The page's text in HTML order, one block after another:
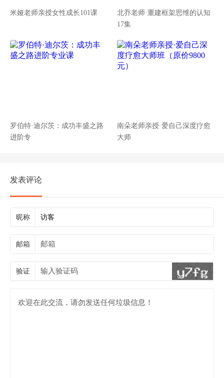
米娅老师亲授女性成长101课
北乔老师·重建框架思维的认知
17集
罗伯特·迪尔茨：成功丰盛之路
进阶专
南朵老师亲授·爱自己深度疗愈
大师
发表评论
昵称
邮箱
验证